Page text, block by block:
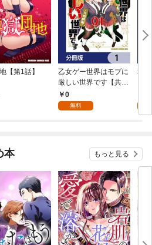
【第1話】
乙女ゲー世界はモブに
厳しい世界です【共和
国編】【分冊版】 1
0
無料
私
を
版
本 もっと見る